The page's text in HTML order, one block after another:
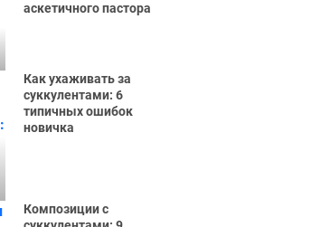
аскетичного пастора
Как ухаживать за
суккулентами: 6
типичных ошибок
новичка
Композиции с